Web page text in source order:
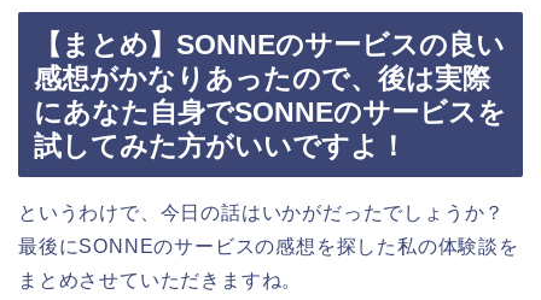
【まとめ】SONNEのサービスの良い
感想がかなりあったので、後は実際
にあなた自身でSONNEのサービスを
試してみた方がいいですよ！
というわけで、今日の話はいかがだったでしょうか？
最後にSONNEのサービスの感想を探した私の体験談を
まとめさせていただきますね。